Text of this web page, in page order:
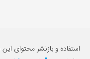
استفاده و بازنشر محتوای